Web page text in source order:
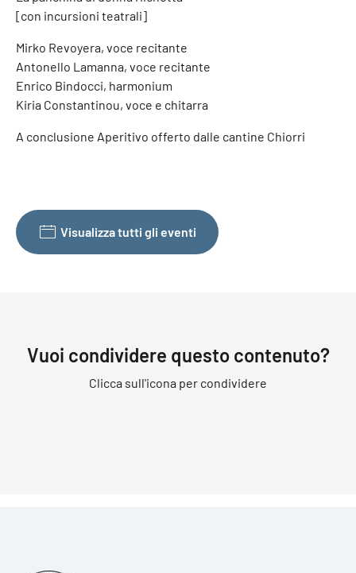
[con incursioni teatrali]
Mirko Revoyera, voce recitante
Antonello Lamanna, voce recitante
Enrico Bindocci, harmonium
Kiria Constantinou, voce e chitarra
A conclusione Aperitivo offerto dalle cantine Chiorri
Visualizza tutti gli eventi
Vuoi condividere questo contenuto?
Clicca sull'icona per condividere